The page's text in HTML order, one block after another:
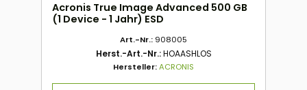
Acronis True Image Advanced 500 GB
(1 Device - 1 Jahr) ESD
Art.-Nr.: 908005
Herst.-Art.-Nr.:HOAASHLOS
Hersteller:ACRONIS